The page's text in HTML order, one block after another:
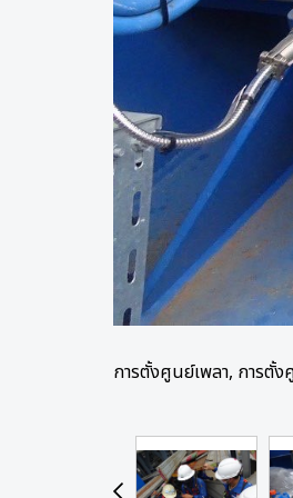
การตั้งศูนย์เพลา, การตั้